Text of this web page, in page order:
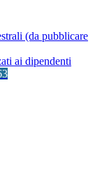
(da pubblicare
ai dipendenti